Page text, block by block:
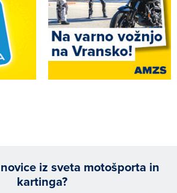
iz sveta motošporta in
kartinga?